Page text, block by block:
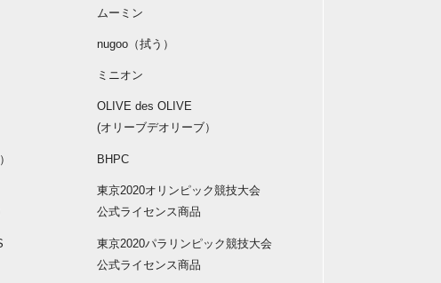
ムーミン
nugoo（拭う）
ミニオン
OLIVE des OLIVE
(オリーブデオリーブ）
BHPC
東京2020オリンピック競技大会
公式ライセンス商品
東京2020パラリンピック競技大会
公式ライセンス商品